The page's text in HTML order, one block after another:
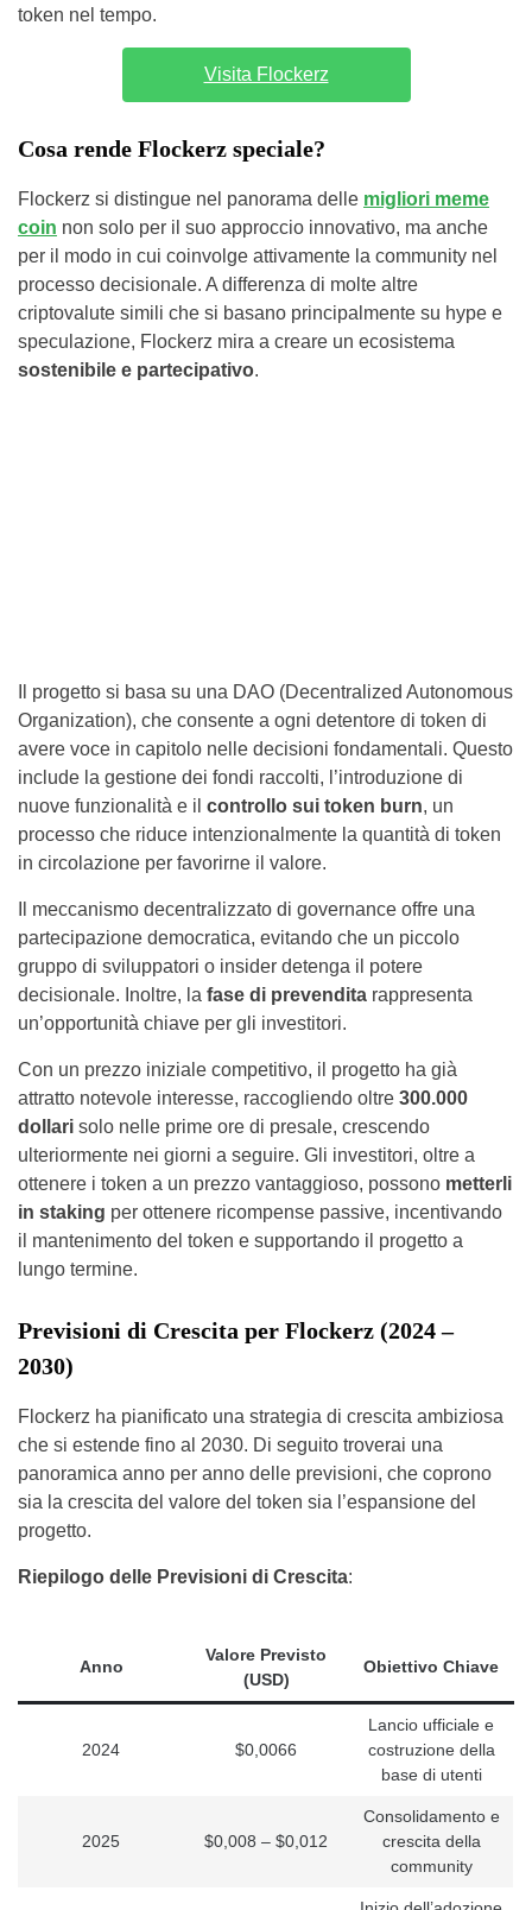
token nel tempo.
Visita Flockerz
Cosa rende Flockerz speciale?
Flockerz si distingue nel panorama delle migliori meme
coin non solo per il suo approccio innovativo, ma anche
per il modo in cui coinvolge attivamente la community nel
processo decisionale. A differenza di molte altre
criptovalute simili che si basano principalmente su hype e
speculazione, Flockerz mira a creare un ecosistema
sostenibile e partecipativo.
Il progetto si basa su una DAO (Decentralized Autonomous
Organization), che consente a ogni detentore di token di
avere voce in capitolo nelle decisioni fondamentali. Questo
include la gestione dei fondi raccolti, l’introduzione di
nuove funzionalità e il controllo sui token burn, un
processo che riduce intenzionalmente la quantità di token
in circolazione per favorirne il valore.
Il meccanismo decentralizzato di governance offre una
partecipazione democratica, evitando che un piccolo
gruppo di sviluppatori o insider detenga il potere
decisionale. Inoltre, la fase di prevendita rappresenta
un’opportunità chiave per gli investitori.
Con un prezzo iniziale competitivo, il progetto ha già
attratto notevole interesse, raccogliendo oltre 300.000
dollari solo nelle prime ore di presale, crescendo
ulteriormente nei giorni a seguire. Gli investitori, oltre a
ottenere i token a un prezzo vantaggioso, possono metterli
in staking per ottenere ricompense passive, incentivando
il mantenimento del token e supportando il progetto a
lungo termine.
Previsioni di Crescita per Flockerz (2024 –
2030)
Flockerz ha pianificato una strategia di crescita ambiziosa
che si estende fino al 2030. Di seguito troverai una
panoramica anno per anno delle previsioni, che coprono
sia la crescita del valore del token sia l’espansione del
progetto.
Riepilogo delle Previsioni di Crescita:
Anno
Valore Previsto
(USD)
Obiettivo Chiave
2024 $0,0066
Lancio ufficiale e
costruzione della
base di utenti
2025 $0,008 – $0,012
Consolidamento e
crescita della
community